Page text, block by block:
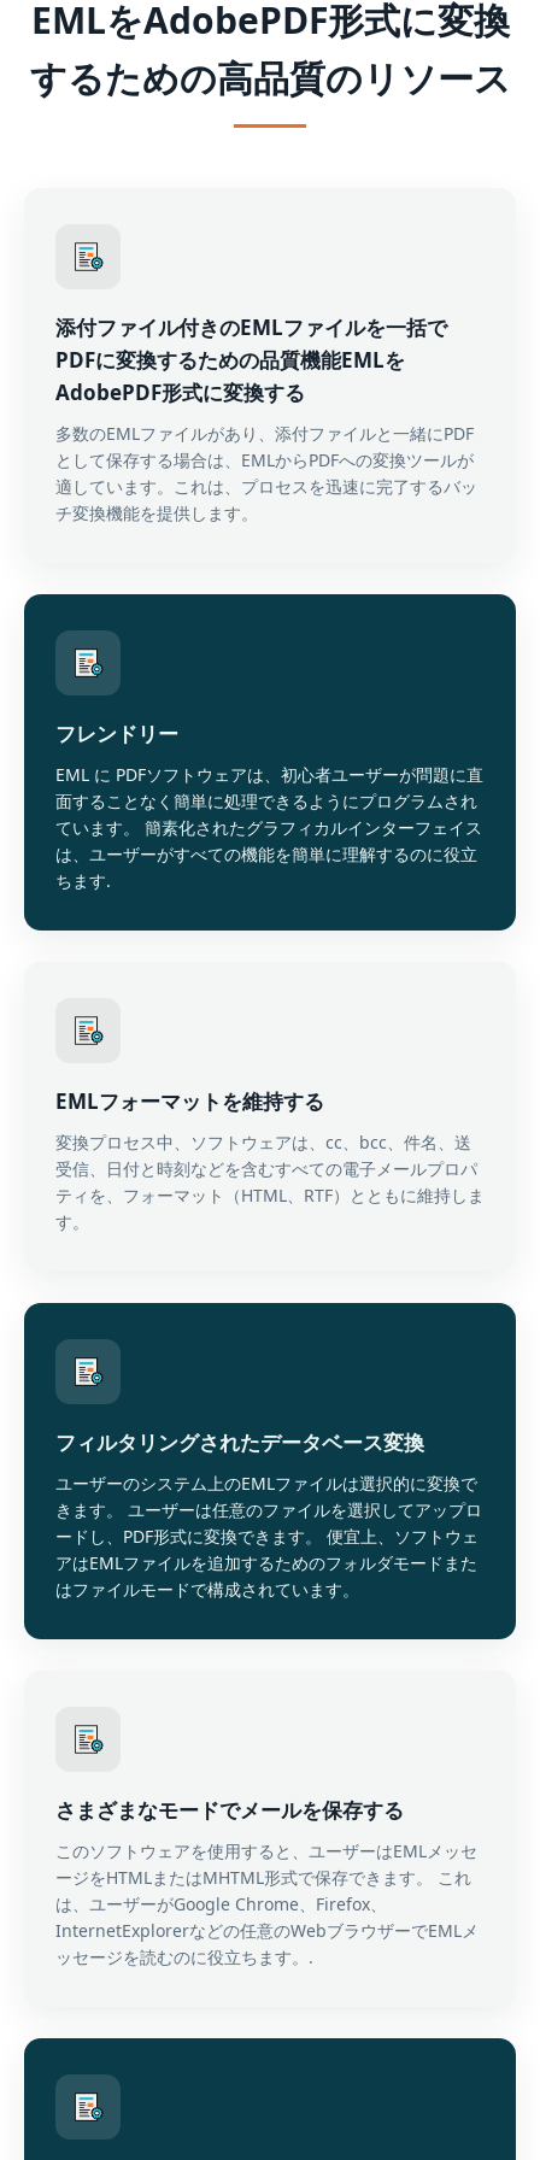
EMLをAdobePDF形式に変換
するための高品質のリソース
添付ファイル付きのEMLファイルを一括で
PDFに変換するための品質機能EMLを
AdobePDF形式に変換する
多数のEMLファイルがあり、添付ファイルと一緒にPDF
として保存する場合は、EMLからPDFへの変換ツールが
適しています。これは、プロセスを迅速に完了するバッ
チ変換機能を提供します。
フレンドリー
EML に PDFソフトウェアは、初心者ユーザーが問題に直
面することなく簡単に処理できるようにプログラムされ
ています。 簡素化されたグラフィカルインターフェイス
は、ユーザーがすべての機能を簡単に理解するのに役立
ちます.
EMLフォーマットを維持する
変換プロセス中、ソフトウェアは、cc、bcc、件名、送
受信、日付と時刻などを含むすべての電子メールプロパ
ティを、フォーマット（HTML、RTF）とともに維持しま
す。
フィルタリングされたデータベース変換
ユーザーのシステム上のEMLファイルは選択的に変換で
きます。 ユーザーは任意のファイルを選択してアップロ
ードし、PDF形式に変換できます。 便宜上、ソフトウェ
アはEMLファイルを追加するためのフォルダモードまた
はファイルモードで構成されています。
さまざまなモードでメールを保存する
このソフトウェアを使用すると、ユーザーはEMLメッセ
ージをHTMLまたはMHTML形式で保存できます。 これ
は、ユーザーがGoogle Chrome、Firefox、
InternetExplorerなどの任意のWebブラウザーでEMLメ
ッセージを読むのに役立ちます。.